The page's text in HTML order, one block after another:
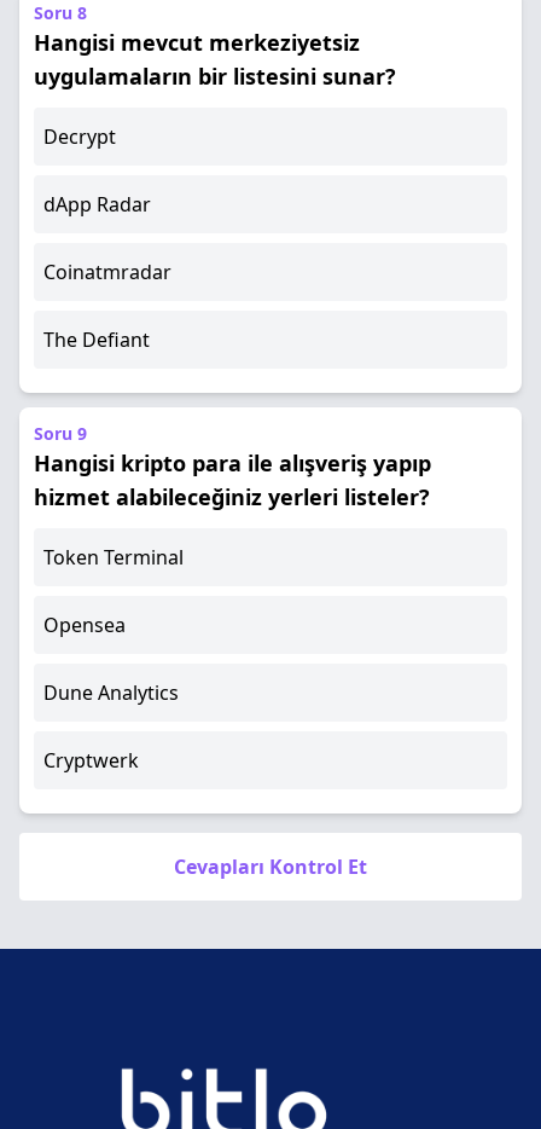
Soru 8
Hangisi mevcut merkeziyetsiz
uygulamaların bir listesini sunar?
Decrypt
dApp Radar
Coinatmradar
The Defiant
Soru 9
Hangisi kripto para ile alışveriş yapıp
hizmet alabileceğiniz yerleri listeler?
Token Terminal
Opensea
Dune Analytics
Cryptwerk
Cevapları Kontrol Et